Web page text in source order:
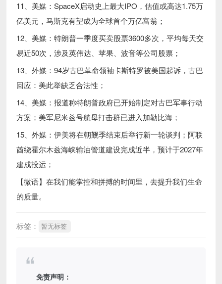
11、美媒：SpaceX启动史上最大IPO，估值或高达1.75万
亿美元，马斯克有望成为全球首个万亿富翁；
12、美媒：特朗普一季度买卖股票3600多次，平均每天交
易近50次，涉及英伟达、苹果、波音等公司股票；
13、外媒：94岁古巴革命领袖卡斯特罗被美国起诉，古巴
回应：美此举缺乏合法性；
14、美媒：报道称特朗普政府已开始制定对古巴军事行动
方案；美军尼米兹号航母打击群已进入加勒比海；
15、外媒：伊美将在朝觐季结束后举行新一轮谈判；阿联
酋绕霍尔木兹海峡输油管道建设完成近半，预计于2027年
建成投运；
【微语】在我们能掌控和拼搏的时间里，去提升我们生命
的质量。
标签： 暂无标签
免责声明：